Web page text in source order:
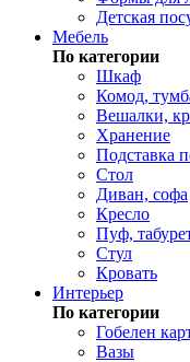
Детская
Мебель
По категории
Шкаф
Комод,
Вешалки,
Хранение
Подставка
Стол
Диван, софа
Кресло
Пуф,
Стул
Кровать
Интерьер
По категории
Гобелен
Вазы